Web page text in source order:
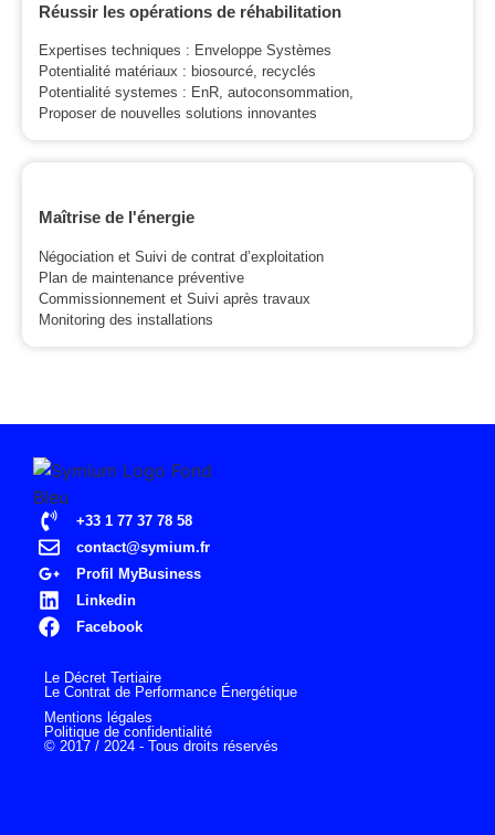
Réussir les opérations de réhabilitation
Expertises techniques : Enveloppe Systèmes
Potentialité matériaux : biosourcé, recyclés
Potentialité systemes : EnR, autoconsommation,
Proposer de nouvelles solutions innovantes
Maîtrise de l'énergie
Négociation et Suivi de contrat d’exploitation
Plan de maintenance préventive
Commissionnement et Suivi après travaux
Monitoring des installations
+33 1 77 37 78 58
contact@symium.fr
Profil MyBusiness
Linkedin
Facebook
Le Décret Tertiaire
Le Contrat de Performance Énergétique
Mentions légales
Politique de confidentialité
© 2017 / 2024 - Tous droits réservés